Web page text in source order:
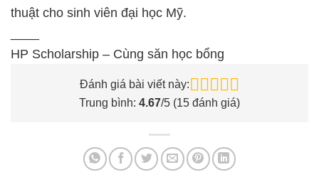
thuật cho sinh viên đại học Mỹ.
HP Scholarship – Cùng săn học bổng
Đánh giá bài viết này:
Trung bình: 4.67/5 (15 đánh giá)